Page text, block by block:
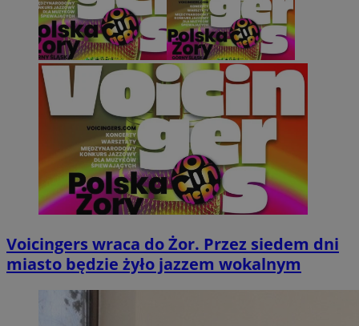
Voicingers wraca do Żor. Przez siedem dni
miasto będzie żyło jazzem wokalnym